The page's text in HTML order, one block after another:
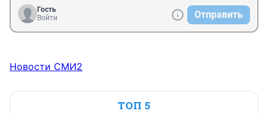
Гость
Войти
Отправить
Новости СМИ2
ТОП 5